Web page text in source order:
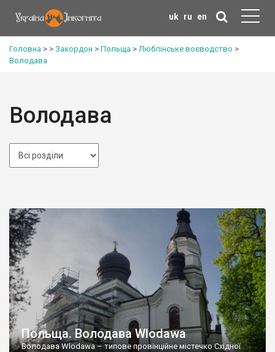
uk ru en
Головна > > Закордон > Польща >Люблінське воєводство >
Володава
Володава
Польща. Володава Wlodawa
Володава Wlodawa – типове провінційне містечко Східної